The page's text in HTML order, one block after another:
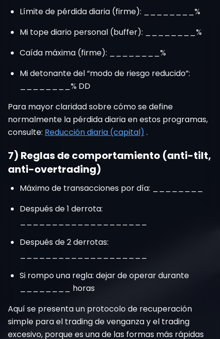
Límite de pérdida diaria (firme): ________%
Mi tope diario personal (buffer): ________%
Caída máxima (firme): ________%
Mi detonante del “modo de riesgo reducido”:
________% DD
Para mayor claridad sobre cómo se define
normalmente la pérdida diaria en estos programas,
consulte: Reducción diaria (capital) .
7) Reglas de comportamiento (anti-tilt,
anti-overtrading)
Máximo de transacciones por día: ________
Después de 1 derrota:
Después de 2 derrotas:
Si rompo una regla: dejar de operar durante
________ horas
Aquí se presenta un protocolo de recuperación
simple para el trading de venganza y el trading
excesivo, porque es una de las formas más rápidas